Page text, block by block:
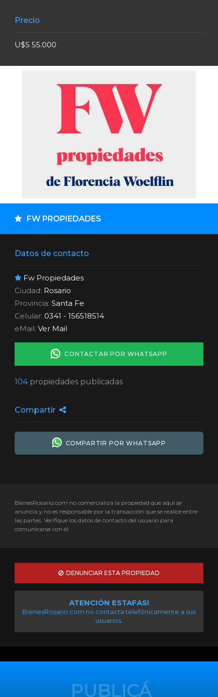
Precio
U$S 55.000
FW PROPIEDADES
Datos de contacto
Fw Propiedades
Ciudad: Rosario
Provincia: Santa Fe
Celular: 0341 - 156518514
eMail: Ver Mail
CONTACTAR POR WHATSAPP
104propiedades publicadas
Compartir
COMPARTIR POR WHATSAPP
BienesRosario.com no comercializa la propiedad que aquí se
anuncia y no es responsable por la transacción que se realice entre
las partes. Verifique los datos de contacto del usuario para
comunicarse con él.
DENUNCIAR ESTA PROPIEDAD
ATENCIÓN ESTAFAS!
BienesRosario.com no contacta telefónicamente a sus
usuarios.